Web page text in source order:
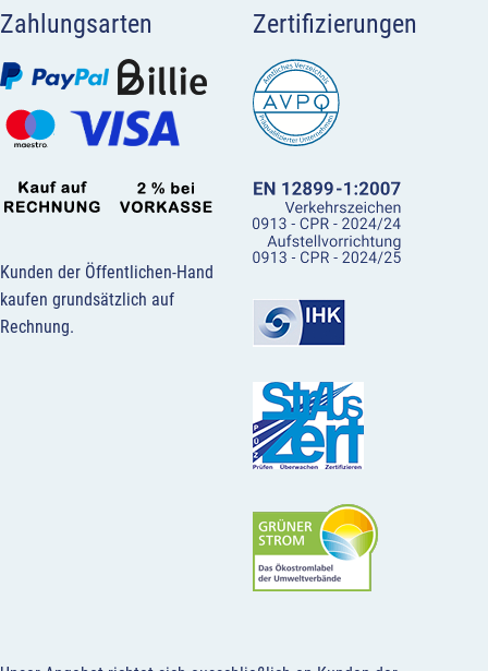
Zahlungsarten
Kunden der Öffentlichen-Hand
kaufen grundsätzlich auf
Rechnung.
Zertifizierungen